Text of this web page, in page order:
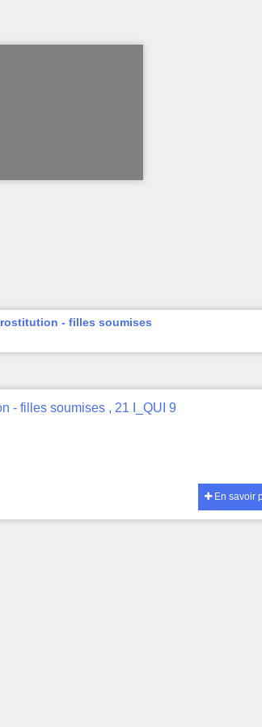
- filles soumises
- filles soumises , 21 I_QUI 9
En savoir